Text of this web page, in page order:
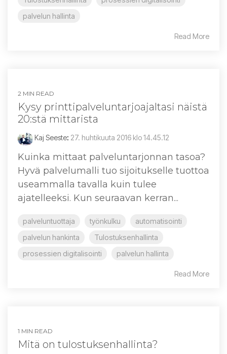
palvelun hallinta
Read More
2 MIN READ
Kysy printtipalveluntarjoajaltasi näistä
20:stä mittarista
Kaj Seeste: 27. huhtikuuta 2016 klo 14.45.12
Kuinka mittaat palveluntarjonnan tasoa?
Hyvä palvelumalli tuo sijoitukselle tuottoa
useammalla tavalla kuin tulee
ajatelleeksi. Kun seuraavan kerran...
palveluntuottaja työnkulku
automatisointi
palvelun hankinta
Tulostuksenhallinta
prosessien digitalisointi
palvelun hallinta
Read More
1 MIN READ
Mitä on tulostuksenhallinta?